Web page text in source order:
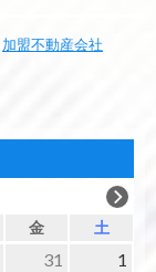
加盟不動産会社
金 土
31 1